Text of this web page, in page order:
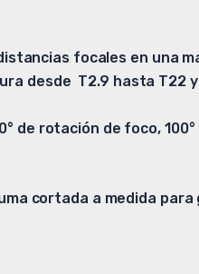
focales en una
desde T2.9 hasta T22
de rotación de foco,
cortada a medida